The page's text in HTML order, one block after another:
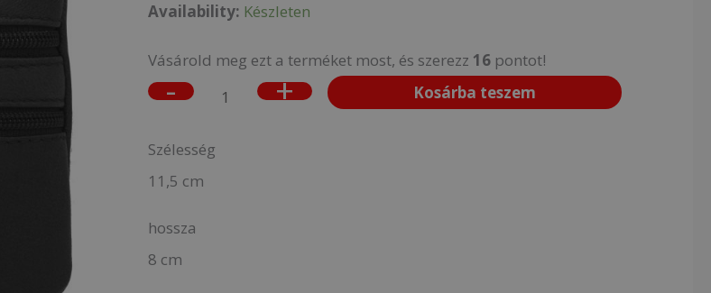
Availability: Készleten
Vásárold meg ezt a terméket most, és szerezz 16 pontot!
- + Kosárba teszem
Szélesség
11,5 cm
hossza
8 cm